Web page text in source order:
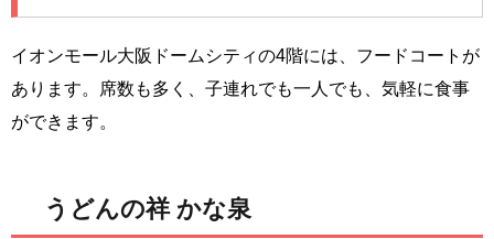
イオンモール大阪ドームシティの4階には、フードコートが
あります。席数も多く、子連れでも一人でも、気軽に食事
ができます。
うどんの祥 かな泉